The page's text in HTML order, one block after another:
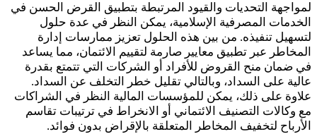
لمواجهة التحديات والقيود المرتبطة بتطبيق القرض الحسن في
الخدمات المصرفية الإسلامية، يمكن النظر في عدة حلول
لتسهيل تنفيذه. من بين هذه الحلول تعزيز ممارسات إدارة
المخاطر عبر تطبيق معايير صارمة لتقييم الائتمان، مما يساعد
في ضمان منح القروض للأفراد أو الشركات التي تتمتع بقدرة
عالية على السداد، وبالتالي تقليل خطر التخلف عن السداد.
علاوة على ذلك، يمكن للمؤسسات المالية النظر في الشراكات
مع وكالات التصنيف الائتماني أو الانخراط في ترتيبات تقاسم
الأرباح لتخفيف المخاطر المتعلقة بالإقراض بدون فوائد.